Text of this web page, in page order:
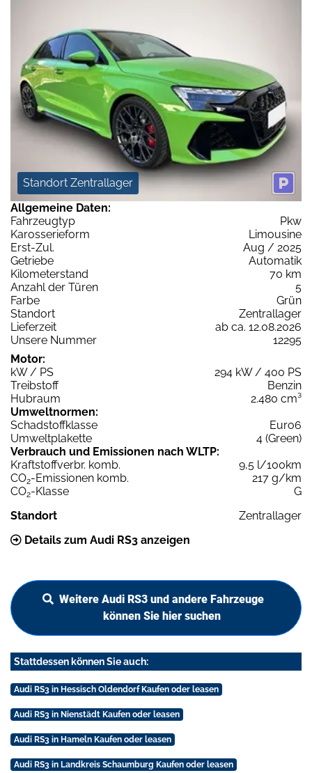
Standort Zentrallager
Allgemeine Daten:
Fahrzeugtyp
Pkw
Karosserieform
Limousine
Erst-Zul.
Aug / 2025
Getriebe
Automatik
Kilometerstand
70 km
Anzahl der Türen
5
Farbe
Grün
Standort
Zentrallager
Lieferzeit
ab ca. 12.08.2026
Unsere Nummer
12295
Motor:
kW / PS
294 kW / 400 PS
Treibstoff
Benzin
Hubraum
2.480 cm³
Umweltnormen:
Schadstoffklasse
Euro6
Umweltplakette
4 (Green)
Verbrauch und Emissionen nach WLTP:
Kraftstoffverbr. komb.
9,5 l/100km
CO2-Emissionen komb.
217 g/km
CO2-Klasse
G
Standort
Zentrallager
Details zum Audi RS3 anzeigen
Weitere Audi RS3 und andere Fahrzeuge
können Sie hier suchen
Stattdessen können Sie auch:
Audi RS3 in Hessisch Oldendorf Kaufen oder leasen
Audi RS3 in Nienstädt Kaufen oder leasen
Audi RS3 in Hameln Kaufen oder leasen
Audi RS3 in Landkreis Schaumburg Kaufen oder leasen